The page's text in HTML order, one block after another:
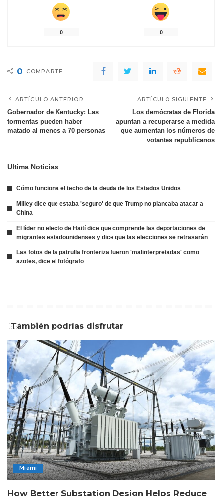
0 0
0 COMPARTE
ARTÍCULO ANTERIOR
Gobernador de Kentucky: Las
tormentas pueden haber
matado al menos a 70 personas
ARTÍCULO SIGUIENTE
Los demócratas de Florida
apuntan a recuperarse a medida
que aumentan los números de
votantes republicanos
Ultima Noticias
Cómo funciona el techo de la deuda de los Estados Unidos
Milley dice que estaba 'seguro' de que Trump no planeaba atacar a
China
El líder no electo de Haití dice que comprende las deportaciones de
migrantes estadounidenses y dice que las elecciones se retrasarán
Las fotos de la patrulla fronteriza fueron 'malinterpretadas' como
azotes, dice el fotógrafo
También podrías disfrutar
Miami
How Better Substation Design Helps Reduce